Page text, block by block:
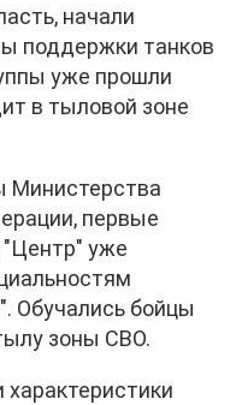
начали
поддержки танков
уже прошли
в тыловой зоне
Министерства
первые
"Центр" уже
Обучались бойцы
зоны СВО.